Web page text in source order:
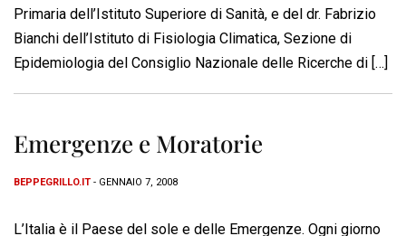
Primaria dell’Istituto Superiore di Sanità, e del dr. Fabrizio
Bianchi dell’Istituto di Fisiologia Climatica, Sezione di
Epidemiologia del Consiglio Nazionale delle Ricerche di […]
Emergenze e Moratorie
BEPPEGRILLO.IT - GENNAIO 7, 2008
L’Italia è il Paese del sole e delle Emergenze. Ogni giorno